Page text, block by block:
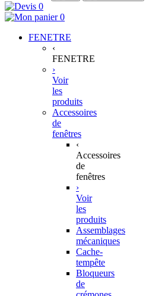
0
0
FENETRE
‹
FENETRE
›
Voir
les
produits
Accessoires
de
fenêtres
‹
Accessoires
de
fenêtres
›
Voir
les
produits
Assemblages
mécaniques
Cache-
tempête
Bloqueurs
de